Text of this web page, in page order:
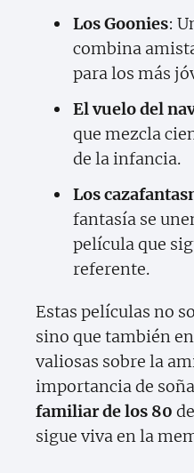
Los Goonies:
combina
para los más
El vuelo del
que mezcla
de la infancia.
Los
fantasía se
película que
referente.
Estas películas no
sino que también
valiosas sobre la
importancia de
familiar de los 80
sigue viva en la